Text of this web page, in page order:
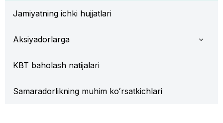
Jamiyatning ichki hujjatlari
Aksiyadorlarga
KBT baholash natijalari
Samaradorlikning muhim koʻrsatkichlari